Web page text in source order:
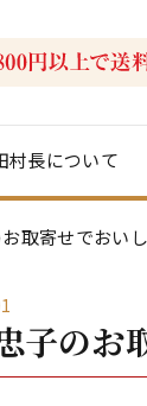
村長について
取寄せでおい
子のお